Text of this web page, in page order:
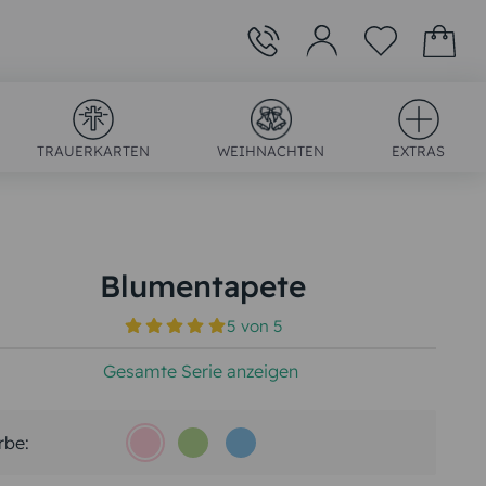
TRAUERKARTEN WEIHNACHTEN EXTRAS
Blumentapete
5 von5
Gesamte Serie anzeigen